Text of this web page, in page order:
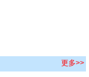
更多>>